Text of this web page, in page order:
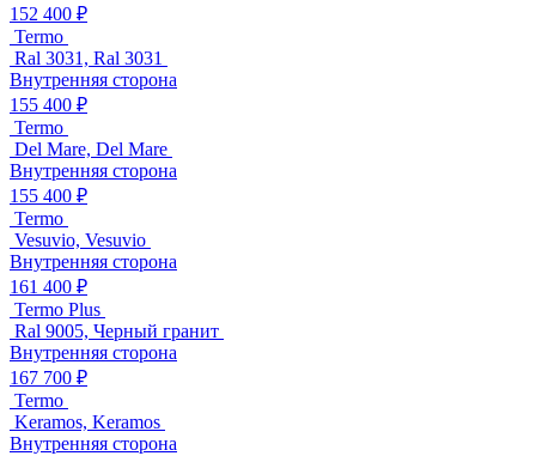
152 400 ₽
Termo
Ral 3031, Ral 3031
Внутренняя сторона
155 400 ₽
Termo
Del Mare, Del Mare
Внутренняя сторона
155 400 ₽
Termo
Vesuvio, Vesuvio
Внутренняя сторона
161 400 ₽
Termo Plus
Ral 9005, Черный гранит
Внутренняя сторона
167 700 ₽
Termo
Keramos, Keramos
Внутренняя сторона